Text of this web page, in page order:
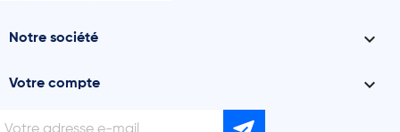
Notre société 
Votre compte 